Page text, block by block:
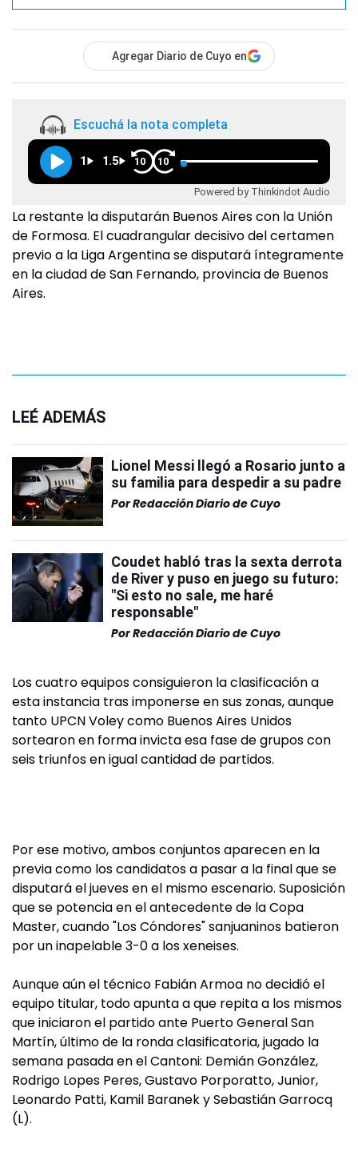
Agregar Diario de Cuyo en
Escuchá la nota completa
1 1.5 10 10
Powered by Thinkindot Audio
La restante la disputarán Buenos Aires con la Unión
de Formosa. El cuadrangular decisivo del certamen
previo a la Liga Argentina se disputará íntegramente
en la ciudad de San Fernando, provincia de Buenos
Aires.
LEÉ ADEMÁS
Lionel Messi llegó a Rosario junto a
su familia para despedir a su padre
PorRedacción Diario de Cuyo
Coudet habló tras la sexta derrota
de River y puso en juego su futuro:
"Si esto no sale, me haré
responsable"
PorRedacción Diario de Cuyo
Los cuatro equipos consiguieron la clasificación a
esta instancia tras imponerse en sus zonas, aunque
tanto UPCN Voley como Buenos Aires Unidos
sortearon en forma invicta esa fase de grupos con
seis triunfos en igual cantidad de partidos.
Por ese motivo, ambos conjuntos aparecen en la
previa como los candidatos a pasar a la final que se
disputará el jueves en el mismo escenario. Suposición
que se potencia en el antecedente de la Copa
Master, cuando "Los Cóndores" sanjuaninos batieron
por un inapelable 3-0 a los xeneises.
Aunque aún el técnico Fabián Armoa no decidió el
equipo titular, todo apunta a que repita a los mismos
que iniciaron el partido ante Puerto General San
Martín, último de la ronda clasificatoria, jugado la
semana pasada en el Cantoni: Demián González,
Rodrigo Lopes Peres, Gustavo Porporatto, Junior,
Leonardo Patti, Kamil Baranek y Sebastián Garrocq
(L).